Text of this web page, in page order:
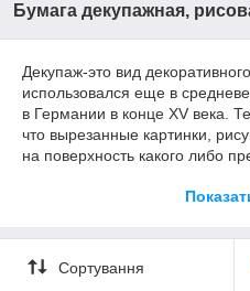
Бумага декупажная,
Декупаж-это вид
использовался еще в
в Германии в конце XV века.
что вырезанные картинки,
на поверхность какого либо
лака, для того чтобы
поверхность разных
Сортування